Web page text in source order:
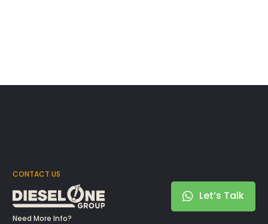
CONTACT US
Need More Info?
Let’s Talk